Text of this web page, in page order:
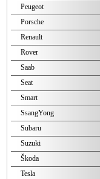
Peugeot
Porsche
Renault
Rover
Saab
Seat
Smart
SsangYong
Subaru
Suzuki
Škoda
Tesla